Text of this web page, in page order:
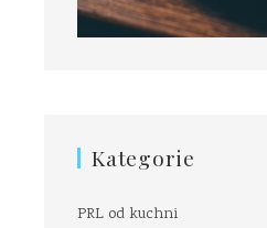
Kategorie
PRL od kuchni